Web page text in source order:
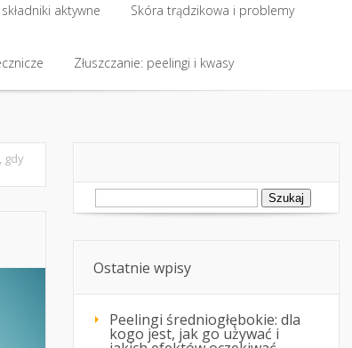
skóry Dieta i odchudzanie Inne
aktywne
składniki aktywne
Skóra trądzikowa i problemy
Skóra trądzikowa i problemy
Złuszczanie: peelingi i kwasy
gdy
Szukaj:
Ostatnie wpisy
Peelingi średniogłębokie: dla
kogo jest, jak go używać i